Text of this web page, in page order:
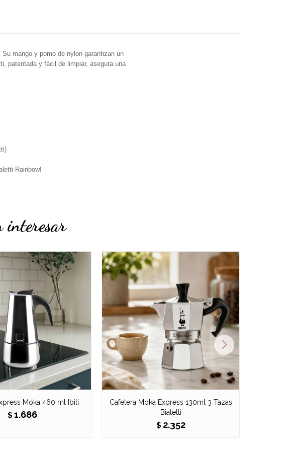
mango y pomo de nylon garantizan un
patentada y fácil de limpiar, asegura una
Rainbow!
interesar
Moka 460 ml Ibili
$ 1.686
Cafetera Moka Express 130ml 3 Tazas
Bialetti
$ 2.352